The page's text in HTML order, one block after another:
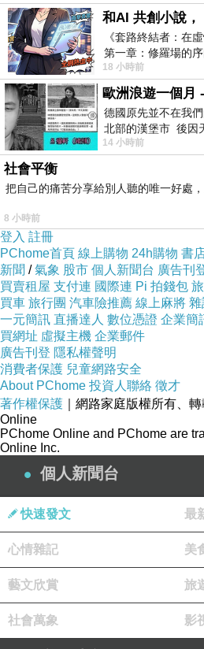
已開始被迫離開古
以色列地區，但羅馬
的鎮壓、才真正導
致猶太人大規模地離
這個民族漫長而悲
慘的流亡歷程...
早在羅馬帝國時期，
人在歐洲定居；在
基督教會尚未形成嚴
期，猶太人及其宗
教並未受到嚴苛的待
建地主們非常歧視
猶太人...
在當時，
富、而 商業則是人們
鄙視的行業；因此、
猶太人
耕作
、只能靠經商
猶太人
雖散居在世
《套路終結者：在
第一章：修羅場的
卡爾頓酒店的總統套
18 小時前
歐洲浪遊一個月
德國原先並不在我
北部的漢堡市 後因
堡市吃晚餐和過夜
14 小時前
社會平衡
把自己的痛苦分享給別人聽的唯一好處
8 小時前
登入 註冊
PChome首頁 線上購物 24h購物 書
新聞 /氣象 股市 個人新聞台 廣告刊
買賣租屋 支付連 國際連 Pi 拍錢包
買車 旅行團 汽車險推薦 線上麻將 雜
一元簡訊 直播達人 數位憑證 企業簡
買網址 虛擬主機 企業郵件
廣告刊登 隱私權聲明
消費者保護 兒童網路安全
About PChome 投資人聯絡 徵才
著作權保護 ｜網路家庭版權所有、
Online
PChome Online and PChome are
Online Inc.
個人新聞台
快速發文 最
心情雜記 美
藝文欣賞 旅
社會萬象 影